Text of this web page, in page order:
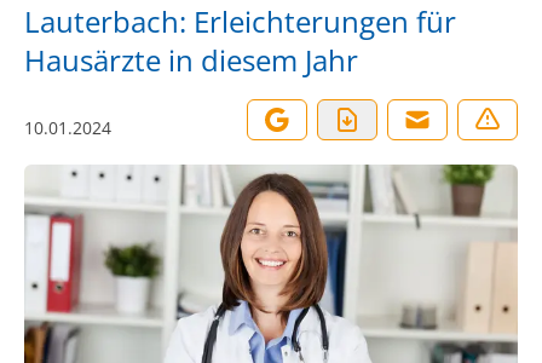
Lauterbach: Erleichterungen für
Hausärzte in diesem Jahr
10.01.2024